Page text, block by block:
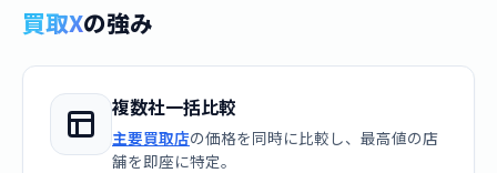
買取Xの強み
複数社一括比較
主要買取店の価格を同時に比較し、最高値の店
舗を即座に特定。